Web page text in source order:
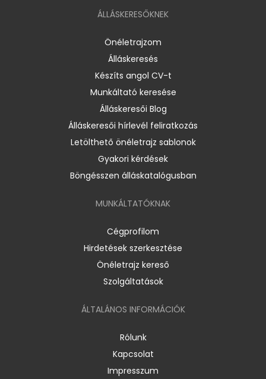
ÁLLÁSKERESŐKNEK
Önéletrajzom
Álláskeresés
Készíts angol CV-t
Munkáltató keresése
Álláskeresői Blog
Álláskeresői hírlevél feliratkozás
Letölthető önéletrajz sablonok
Gyakori kérdések
Böngésszen álláskatalógusban
MUNKÁLTATÓKNAK
Cégprofilom
Hirdetések szerkesztése
Önéletrajz kereső
Szolgáltatások
ÁLTALÁNOS INFORMÁCIÓK
Rólunk
Kapcsolat
Impresszum